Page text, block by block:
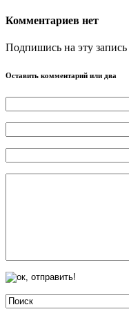
Комментариев нет
Подпишись на эту запись
Оставить комментарий или два